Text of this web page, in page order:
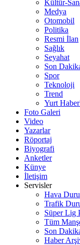
Kültür-
Medya
Otomobil
Politika
Resmi İlan
Sağlık
Seyahat
Son
Spor
Teknoloji
Trend
Yurt
Foto Galeri
Video
Yazarlar
Röportaj
Biyografi
Anketler
Künye
İletişim
Servisler
Hava
Trafik
Süper Lig
Tüm
Son
Haber